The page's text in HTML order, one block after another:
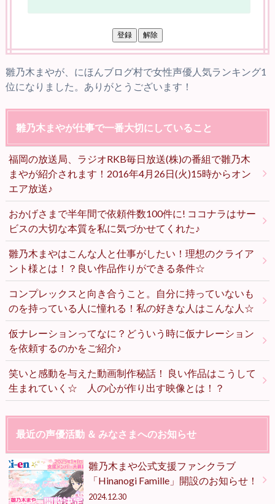
雛乃木まやが、にほんブログ村で女性声優人気ランキング1
位になりました。ありがとうございます！
雛乃木まやが仕事で一番大切にしていること
福岡の放送局、ラジオRKB毎日放送(株)の番組で雛乃木
まやが紹介されます！2016年4月26日(火)15時からオン
エア放送♪
おかげさまで半年間で依頼件数100件に! ココナラはサー
ビスの大切な本質を私に気づかせてくれた♪
雛乃木まやはこんな人と仕事がしたい！理想のクライア
ント様とは！？良い作品作りができる条件☆
コンプレックスと向き合うこと。自分に持っていないも
のを持っている人に憧れる！私の好きな人はこんな人☆
仮ナレーションってなに？どういう時に仮ナレーション
を依頼するのかをご紹介♪
笑いと感動を与えた動画制作秘話！ 良い作品はこうして
生まれていく☆ 人の心が作り出す映像とは！？
最近の声優活動 ＆ みなさまへのお知らせ
雛乃木まや公式支援ファンクラブ
「Hinanogi Famille」開設のお知らせ！
2024.12.30